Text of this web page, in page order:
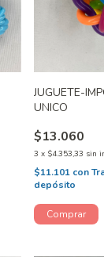
JUGUETE-
UNICO
$13.060
3 x $4.353,33 sin
$11.101 con
depósito